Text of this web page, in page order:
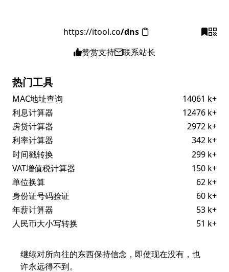
https://itool.co/dns
赞赏支持
联系站长
热门工具
MAC地址查询
14061 k+
利息计算器
12476 k+
房贷计算器
2972 k+
利率计算器
342 k+
时间戳转换
299 k+
VAT增值税计算器
150 k+
单位换算
62 k+
身份证号码验证
60 k+
年薪计算器
53 k+
人民币大小写转换
51 k+
继续对所向往的东西保持信念，即使现在没有，也
许永远得不到。